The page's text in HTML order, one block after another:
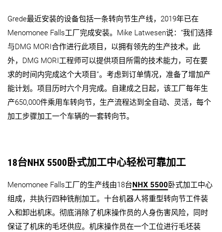
Grede最近安装的设备包括一条转向节生产线，2019年已在
Menomonee Falls工厂完成安装。Mike Latwesen说：“我们选择
与DMG MORI合作进行此项目，以拥有领先的生产技术。此
外，DMG MORI工程师可以提供项目所需的技术能力，可在要
求的时间内完成这个大项目”。考虑到订单情况，准备了增加产
能计划。项目历时六个月完成。自建成之日起，该工厂每年生
产650,000件乘用车转向节，生产流程达到全自动、灵活，每个
加工步骤加工一个车辆的一套转向节。
18台NHX 5500卧式加工中心轻松可靠加工
Menomonee Falls工厂的生产线由18台NHX 5500卧式加工中心
组成，共执行四种铣削加工。十台机器人将重型转向节工件装
入和卸出机床。彻底消除了机床操作员的人身伤害风险，同时
保证了机床的毛坯供应。机床操作员在一个工位进行毛坯装